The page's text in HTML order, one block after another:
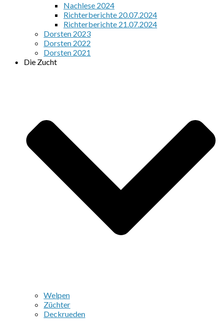
Nachlese 2024
Richterberichte 20.07.2024
Richterberichte 21.07.2024
Dorsten 2023
Dorsten 2022
Dorsten 2021
Die Zucht
Welpen
Züchter
Deckrueden